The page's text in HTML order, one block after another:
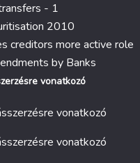
- 1
2010
creditors more active role
by Banks
vonatkozó
vonatkozó
vonatkozó